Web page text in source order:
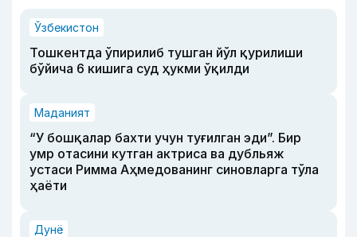
Ўзбекистон
Тошкентда ўпирилиб тушган йўл қурилиши
бўйича 6 кишига суд ҳукми ўқилди
Маданият
“У бошқалар бахти учун туғилган эди”. Бир
умр отасини кутган актриса ва дубльяж
устаси Римма Аҳмедованинг синовларга тўла
ҳаёти
Дунё